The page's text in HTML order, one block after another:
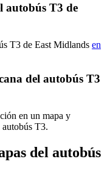
autobús T3 de
T3 de East Midlands en
del autobús T3
en un mapa y
autobús T3.
del autobús